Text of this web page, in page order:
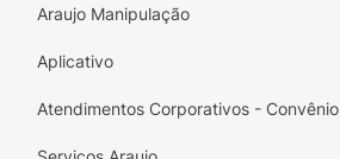
Araujo Manipulação
Aplicativo
Atendimentos Corporativos - Convênio